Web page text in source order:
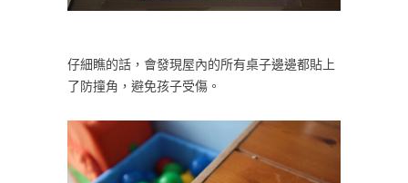
仔細瞧的話，會發現屋內的所有桌子邊邊都貼上
了防撞角，避免孩子受傷。